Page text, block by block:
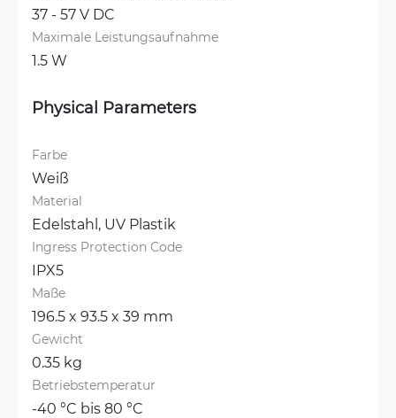
37 - 57 V DC
Maximale Leistungsaufnahme
1.5 W
Physical Parameters
Farbe
Weiß
Material
Edelstahl, UV Plastik
Ingress Protection Code
IPX5
Maße
196.5 x 93.5 x 39 mm
Gewicht
0.35 kg
Betriebstemperatur
-40 °C bis 80 °C